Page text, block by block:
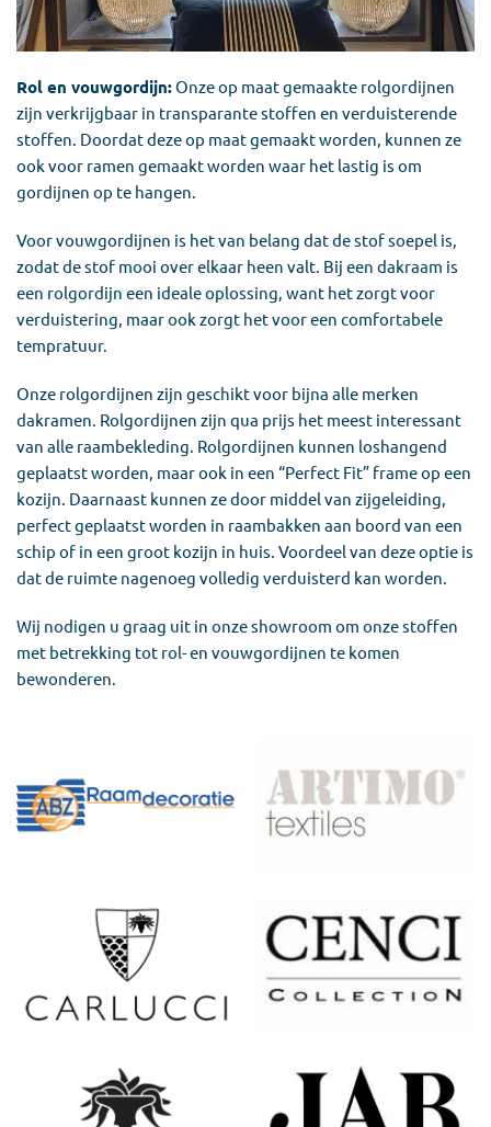
Rol en vouwgordijn:Onze op maat gemaakte rolgordijnen
zijn verkrijgbaar in transparante stoffen en verduisterende
stoffen. Doordat deze op maat gemaakt worden, kunnen ze
ook voor ramen gemaakt worden waar het lastig is om
gordijnen op te hangen.
Voor vouwgordijnen is het van belang dat de stof soepel is,
zodat de stof mooi over elkaar heen valt. Bij een dakraam is
een rolgordijn een ideale oplossing, want het zorgt voor
verduistering, maar ook zorgt het voor een comfortabele
tempratuur.
Onze rolgordijnen zijn geschikt voor bijna alle merken
dakramen. Rolgordijnen zijn qua prijs het meest interessant
van alle raambekleding. Rolgordijnen kunnen loshangend
geplaatst worden, maar ook in een “Perfect Fit” frame op een
kozijn. Daarnaast kunnen ze door middel van zijgeleiding,
perfect geplaatst worden in raambakken aan boord van een
schip of in een groot kozijn in huis. Voordeel van deze optie is
dat de ruimte nagenoeg volledig verduisterd kan worden.
Wij nodigen u graag uit in onze showroom om onze stoffen
met betrekking tot rol- en vouwgordijnen te komen
bewonderen.